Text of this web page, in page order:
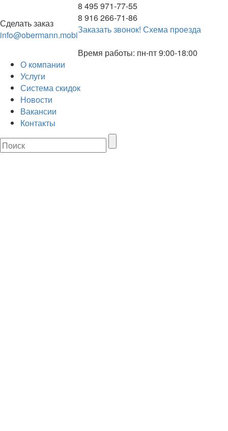
Сделать заказ
info@obermann.mobi
8 495 971-77-55
8 916 266-71-86
Заказать звонок! Схема проезда
Время работы: пн-пт 9:00-18:00
О компании
Услуги
Система скидок
Новости
Вакансии
Контакты